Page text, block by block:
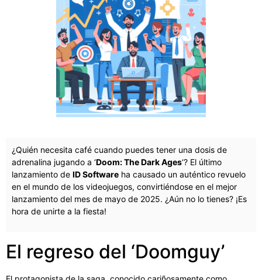
¿Quién necesita café cuando puedes tener una dosis de
adrenalina jugando a ‘Doom: The Dark Ages‘? El último
lanzamiento de ID Software ha causado un auténtico revuelo
en el mundo de los videojuegos, convirtiéndose en el mejor
lanzamiento del mes de mayo de 2025. ¿Aún no lo tienes? ¡Es
hora de unirte a la fiesta!
El regreso del ‘Doomguy’